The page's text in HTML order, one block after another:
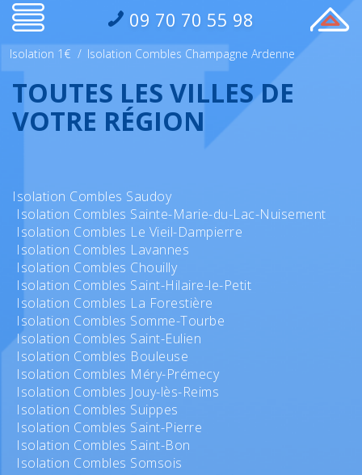
09 70 70 55 98
Isolation 1€ / Isolation Combles Champagne Ardenne
TOUTES LES VILLES DE
VOTRE RÉGION
Isolation Combles Saudoy
Isolation Combles Sainte-Marie-du-Lac-Nuisement
Isolation Combles Le Vieil-Dampierre
Isolation Combles Lavannes
Isolation Combles Chouilly
Isolation Combles Saint-Hilaire-le-Petit
Isolation Combles La Forestière
Isolation Combles Somme-Tourbe
Isolation Combles Saint-Eulien
Isolation Combles Bouleuse
Isolation Combles Méry-Prémecy
Isolation Combles Jouy-lès-Reims
Isolation Combles Suippes
Isolation Combles Saint-Pierre
Isolation Combles Saint-Bon
Isolation Combles Somsois